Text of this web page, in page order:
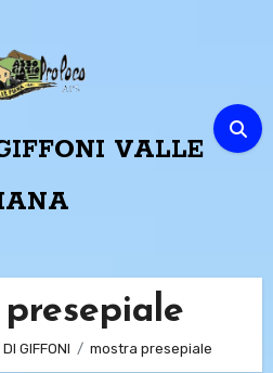
VALLE
GIFFONI mostra presepiale